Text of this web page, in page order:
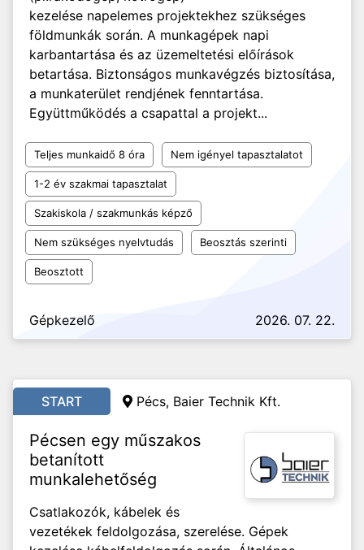
kezelése napelemes projektekhez szükséges
földmunkák során. A munkagépek napi
karbantartása és az üzemeltetési előírások
betartása. Biztonságos munkavégzés biztosítása,
a munkaterület rendjének fenntartása.
Együttműködés a csapattal a projekt...
Teljes munkaidő 8 óra Nem igényel tapasztalatot
1-2 év szakmai tapasztalat
Szakiskola / szakmunkás képző
Nem szükséges nyelvtudás Beosztás szerinti
Beosztott
Gépkezelő 2026. 07. 22.
START Pécs, Baier Technik Kft.
Pécsen egy műszakos
betanított
munkalehetőség
Csatlakozók, kábelek és
vezetékek feldolgozása, szerelése. Gépek